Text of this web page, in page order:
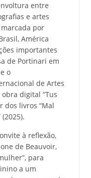
entre
e artes
por
América
importantes
de Portinari em
o
de Artes
obra digital “Tus
dos livros “Mal
(2025).
à reflexão,
de Beauvoir,
para
a um